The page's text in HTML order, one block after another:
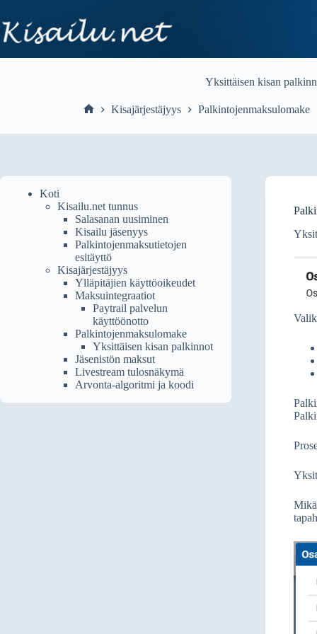
content
Yksittäisen kisan
Kisajärjestäjyys Palkintojenmaksulomake
Koti
Kisailu.net tunnus
Salasanan uusiminen
Kisailu jäsenyys
Palkintojenmaksutietojen
esitäyttö
Kisajärjestäjyys
Ylläpitäjien käyttöoikeudet
Maksuintegraatiot
Paytrail palvelun
käyttöönotto
Palkintojenmaksulomake
Yksittäisen kisan palkinnot
Jäsenistön maksut
Livestream tulosnäkymä
Arvonta-algoritmi ja koodi